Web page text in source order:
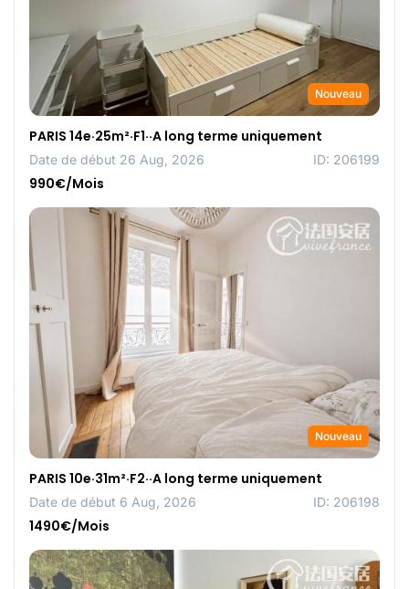
Nouveau
PARIS 14e·25m²·F1··A long terme uniquement
Date de début 26 Aug, 2026 ID: 206199
990€/Mois
Nouveau
PARIS 10e·31m²·F2··A long terme uniquement
Date de début 6 Aug, 2026 ID: 206198
1490€/Mois